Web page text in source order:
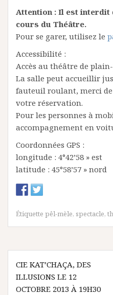
Attention : Il est interdit
cours du Théâtre.
Pour se garer, utilisez le
Accessibilité :
Accès au théâtre de
La salle peut accueillir
fauteuil roulant, merci
votre réservation.
Pour les personnes à
accompagnement en
Coordonnées GPS :
longitude : 4°42’58 » est
latitude : 45°58’57 » nord
Étiquette pêl-mèle, spectacle,
N
CIE KAT’CHAÇA, DES
ILLUSIONS LE 12
OCTOBRE 2013 À 19H30